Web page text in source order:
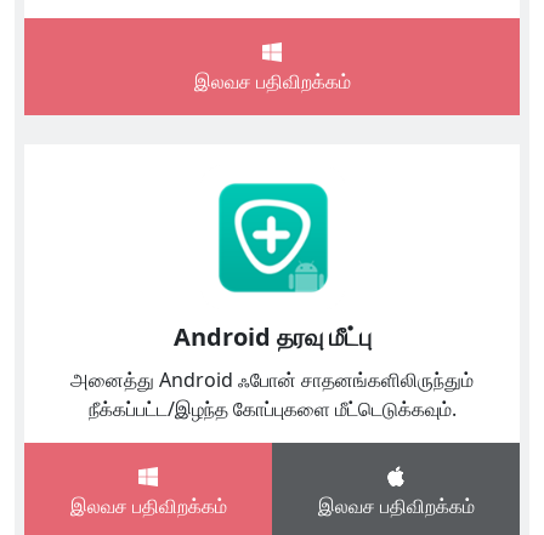
இலவச பதிவிறக்கம்
Android தரவு மீட்பு
அனைத்து Android ஃபோன் சாதனங்களிலிருந்தும்
நீக்கப்பட்ட/இழந்த கோப்புகளை மீட்டெடுக்கவும்.
இலவச பதிவிறக்கம் இலவச பதிவிறக்கம்